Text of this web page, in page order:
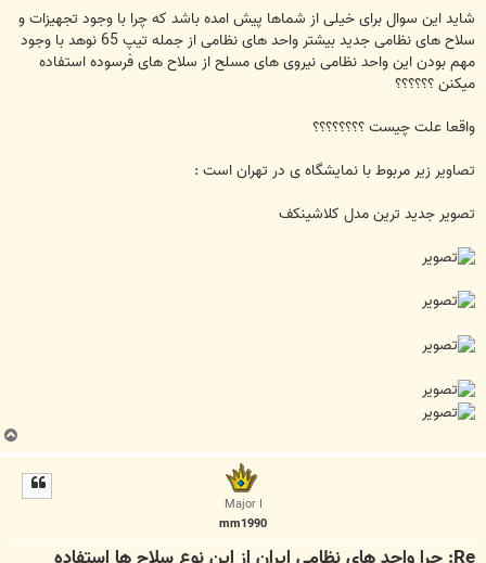
ت
شاید این سوال برای خیلی از شماها پیش امده باشد که چرا با وجود تجهیزات و
سلاح های نظامی جدید بیشتر واحد های نظامی از جمله تیپ 65 نوهد با وجود
مهم بودن این واحد نظامی نیروی های مسلح از سلاح های فرسوده استفاده
میکنن ؟؟؟؟؟؟
واقعا علت چیست ؟؟؟؟؟؟؟؟
تصاویر زیر مربوط با نمایشگاه ی در تهران است :
تصویر جدید ترین مدل کلاشینکف
Major I
mm1990